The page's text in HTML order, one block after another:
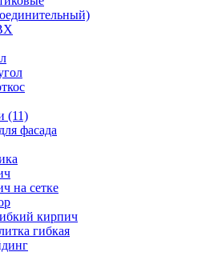
(11)
фасада
на сетке
кирпич
гибкая